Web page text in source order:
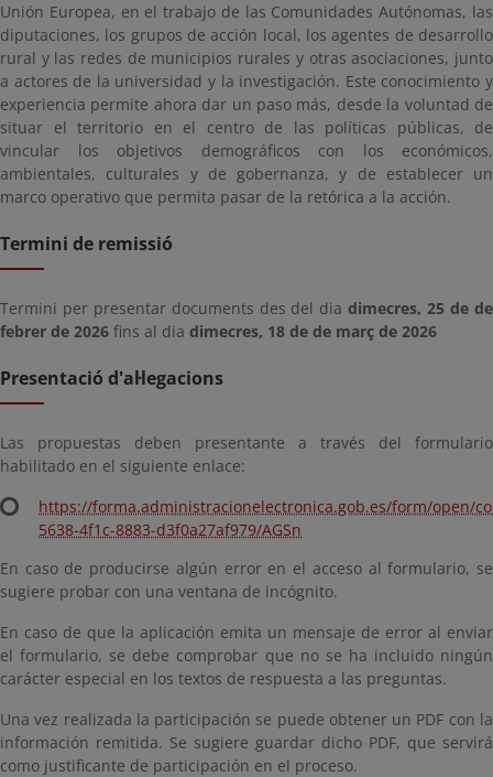
Unión Europea, en el trabajo de las Comunidades Autónomas, las
diputaciones, los grupos de acción local, los agentes de desarrollo
rural y las redes de municipios rurales y otras asociaciones, junto
a actores de la universidad y la investigación. Este conocimiento y
experiencia permite ahora dar un paso más, desde la voluntad de
situar el territorio en el centro de las políticas públicas, de
vincular los objetivos demográficos con los económicos,
ambientales, culturales y de gobernanza, y de establecer un
marco operativo que permita pasar de la retórica a la acción.
Termini de remissió
Termini per presentar documents des del diadimecres, 25 de de
febrer de 2026 fins al dia dimecres, 18 de de març de 2026
Presentació d'al·legacions
Las propuestas deben presentante a través del formulario
habilitado en el siguiente enlace:
https://forma.administracionelectronica.gob.es/form/open/
5638-4f1c-8883-d3f0a27af979/AGSn
En caso de producirse algún error en el acceso al formulario, se
sugiere probar con una ventana de incógnito.
En caso de que la aplicación emita un mensaje de error al enviar
el formulario, se debe comprobar que no se ha incluido ningún
carácter especial en los textos de respuesta a las preguntas.
Una vez realizada la participación se puede obtener un PDF con la
información remitida. Se sugiere guardar dicho PDF, que servirá
como justificante de participación en el proceso.